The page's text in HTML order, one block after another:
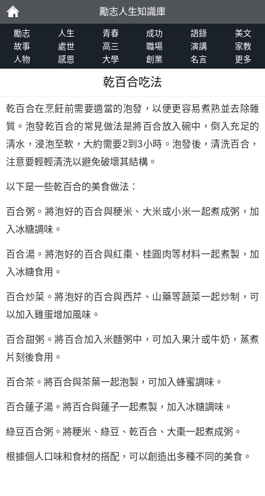
勵
志
勵志人生知識庫
勵志 人生 青春 成功 語錄
美文
故事
處世 高三 職場 演講
家教
人物
感恩 大學 創業 名言 更多
乾百合吃法
乾百合在烹飪前需要適當的泡發，以便更容易煮熟並去除雜
質。泡發乾百合的常見做法是將百合放入碗中，倒入充足的
清水，浸泡至軟，大約需要2到3小時。泡發後，清洗百合，
注意要輕輕清洗以避免破壞其結構。
以下是一些乾百合的美食做法：
百合粥。將泡好的百合與粳米、大米或小米一起煮成粥，加
入冰糖調味。
百合湯。將泡好的百合與紅棗、桂圓肉等材料一起煮製，加
入冰糖食用。
百合炒菜。將泡好的百合與西芹、山藥等蔬菜一起炒制，可
以加入雞蛋增加風味。
百合甜粥。將百合加入米麵粥中，可加入果汁或牛奶，蒸煮
片刻後食用。
百合茶。將百合與茶葉一起泡製，可加入蜂蜜調味。
百合蓮子湯。將百合與蓮子一起煮製，加入冰糖調味。
綠豆百合粥。將粳米、綠豆、乾百合、大棗一起煮成粥。
根據個人口味和食材的搭配，可以創造出多種不同的美食。